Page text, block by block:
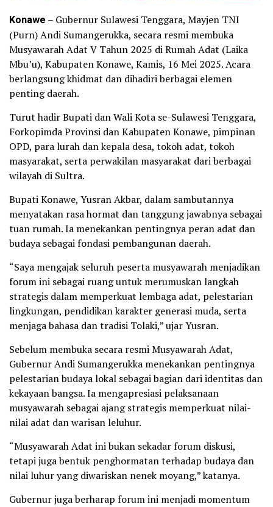
Konawe – Gubernur Sulawesi Tenggara, Mayjen TNI
(Purn) Andi Sumangerukka, secara resmi membuka
Musyawarah Adat V Tahun 2025 di Rumah Adat (Laika
Mbu’u), Kabupaten Konawe, Kamis, 16 Mei 2025. Acara
berlangsung khidmat dan dihadiri berbagai elemen
penting daerah.
Turut hadir Bupati dan Wali Kota se-Sulawesi Tenggara,
Forkopimda Provinsi dan Kabupaten Konawe, pimpinan
OPD, para lurah dan kepala desa, tokoh adat, tokoh
masyarakat, serta perwakilan masyarakat dari berbagai
wilayah di Sultra.
Bupati Konawe, Yusran Akbar, dalam sambutannya
menyatakan rasa hormat dan tanggung jawabnya sebagai
tuan rumah. Ia menekankan pentingnya peran adat dan
budaya sebagai fondasi pembangunan daerah.
“Saya mengajak seluruh peserta musyawarah menjadikan
forum ini sebagai ruang untuk merumuskan langkah
strategis dalam memperkuat lembaga adat, pelestarian
lingkungan, pendidikan karakter generasi muda, serta
menjaga bahasa dan tradisi Tolaki,” ujar Yusran.
Sebelum membuka secara resmi Musyawarah Adat,
Gubernur Andi Sumangerukka menekankan pentingnya
pelestarian budaya lokal sebagai bagian dari identitas dan
kekayaan bangsa. Ia mengapresiasi pelaksanaan
musyawarah sebagai ajang strategis memperkuat nilai-
nilai adat dan warisan leluhur.
“Musyawarah Adat ini bukan sekadar forum diskusi,
tetapi juga bentuk penghormatan terhadap budaya dan
nilai luhur yang diwariskan nenek moyang,” katanya.
Gubernur juga berharap forum ini menjadi momentum